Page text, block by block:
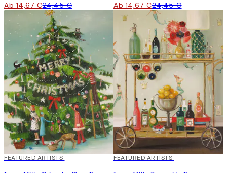
Ab 14,67 €24,45 € Ab 14,67 €24,45 €
40%*
FEATURED ARTISTS 40%*
FEATURED ARTISTS